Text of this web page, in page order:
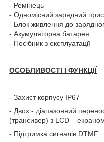
- Ремінець
- Одномісний зарядний
- Блок живлення до
- Акумуляторна батарея
- Посібник з експлуатації
ОСОБЛИВОСТІ І ФУНКЦІЇ
- Захист корпусу IP67
- Двох - діапазонний
(трансивер) з LCD –
- Підтримка сигналів DTMF.